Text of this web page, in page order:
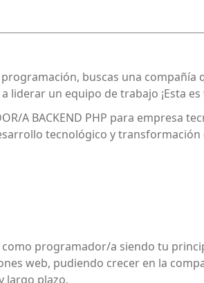
buscas una
liderar un equipo de trabajo ¡Esta
A BACKEND PHP para empresa
tecnológico y transformación
programador/a siendo tu
web, pudiendo crecer en la
largo plazo.